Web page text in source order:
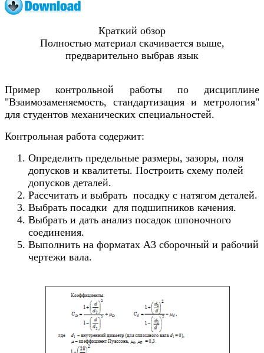
Краткий обзор
Полностью материал скачивается выше,
предварительно выбрав язык
Пример контрольной работы по дисциплине
"Взаимозаменяемость, стандартизация и метрология"
для студентов механических специальностей.
Контрольная работа содержит:
Определить предельные размеры, зазоры, поля
допусков и квалитеты. Построить схему полей
допусков деталей.
Рассчитать и выбрать посадку с натягом деталей.
Выбрать посадки для подшипников качения.
Выбрать и дать анализ посадок шпоночного
соединения.
Выполнить на форматах А3 сборочный и рабочий
чертежи вала.